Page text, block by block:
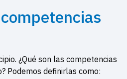
¿Qué son las competencias
Podemos definirlas como: